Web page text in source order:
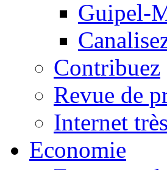
Guipel-
Contribuez
Revue de
Internet
Economie